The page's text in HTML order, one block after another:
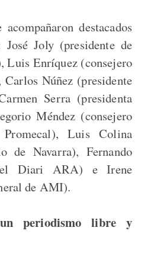
destacados
Joly (presidente de
Enríquez (consejero
Carlos Núñez (presidente
Serra (presidenta
Méndez (consejero
Luis Colina
de Navarra), Fernando
Diari ARA) e Irene
de AMI).
periodismo libre y